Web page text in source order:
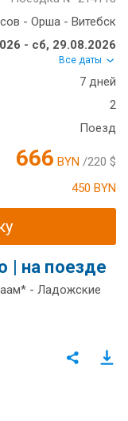
- Орша - Витебск
- сб, 29.08.2026
Все даты
7 дней
2
Поезд
666 BYN /220 $
450 BYN
| на поезде
- Ладожские